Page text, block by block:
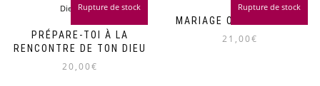
PRÉPARE-TOI À LA
RENCONTRE DE TON DIEU
20,00€
Rupture de stock
MARIAGE OU REMARIAGE
21,00€
Rupture de stock